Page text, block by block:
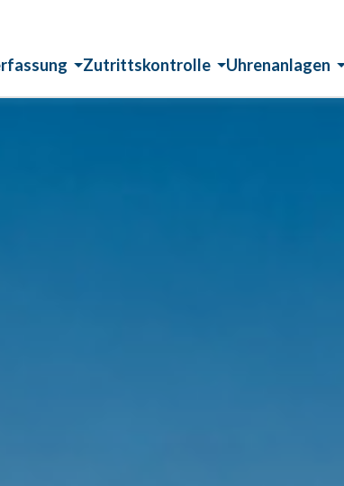
Zutrittskontrolle Uhrenanlagen